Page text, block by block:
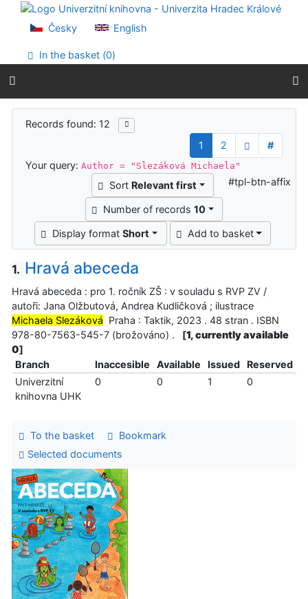
Go to content
Go to menu
Accessibility declaration
Česky English
In the basket (0)
Search results
Records found: 12
1
2
#
Your query:Author = "Slezáková Michaela"
Sort Relevant first
Number of records 10
Display formatShort Add to basket
#tpl-btn-affix
1. Hravá abeceda
Hravá abeceda : pro 1. ročník ZŠ : v souladu s RVP ZV /
autoři: Jana Olžbutová, Andrea Kudličková ; ilustrace
Michaela Slezáková Praha : Taktik, 2023 . 48 stran . ISBN
978-80-7563-545-7 (brožováno) .
[1, currently available
0]
Branch
Inaccesible Available Issued
Reserved
Univerzitní
knihovna UHK
0 0 1 0
To the basket
Bookmark
Selected documents